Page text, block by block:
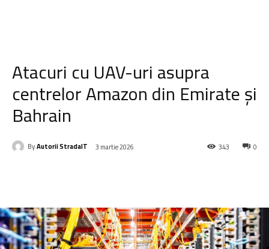
Atacuri cu UAV-uri asupra
centrelor Amazon din Emirate și
Bahrain
ByAutorii StradaIT 3 martie 2026 0
343